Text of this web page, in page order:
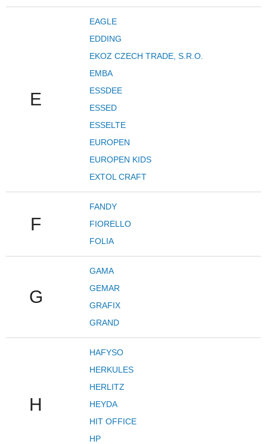
E
EAGLE
EDDING
EKOZ CZECH TRADE, S.R.O.
EMBA
ESSDEE
ESSED
ESSELTE
EUROPEN
EUROPEN KIDS
EXTOL CRAFT
F
FANDY
FIORELLO
FOLIA
G
GAMA
GEMAR
GRAFIX
GRAND
H
HAFYSO
HERKULES
HERLITZ
HEYDA
HIT OFFICE
HP